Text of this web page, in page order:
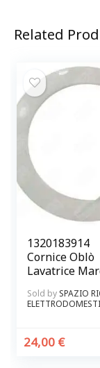
Related
1320183914
Cornice Oblò
Lavatrice
Zoppas
Sold by SPAZIO
24,00 €